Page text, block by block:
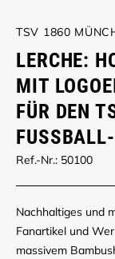
TSV 1860
LERCHE:
MIT
FÜR DEN
FUSSBALL-
Ref.-Nr.: 50100
Nachhaltiges und
Fanartikel und
massivem